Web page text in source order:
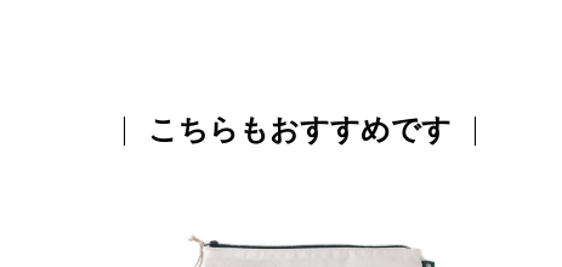
こちらもおすすめです